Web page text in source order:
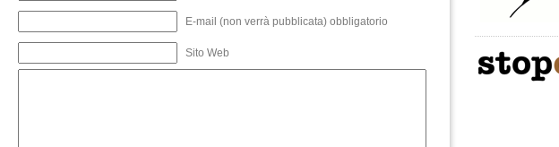
E-mail (non verrà pubblicata) obbligatorio
Sito Web